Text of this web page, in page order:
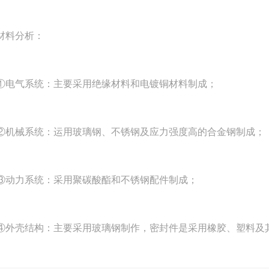
分析：
系统：主要采用绝缘材料和电镀铜材料制成；
系统：运用玻璃钢、不锈钢及应力强度高的合金钢制成；
系统：采用聚碳酸酯和不锈钢配件制成；
结构：主要采用玻璃钢制作，密封件是采用橡胶、塑料及